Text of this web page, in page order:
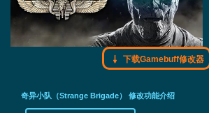
下载Gamebuff修改器
奇异小队（Strange Brigade） 修改功能介绍